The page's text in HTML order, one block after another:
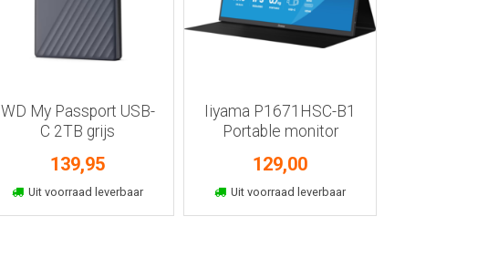
WD My Passport USB-
C 2TB grijs
139,95
Uit voorraad leverbaar
In winkelmand
Iiyama P1671HSC-B1
Portable monitor
129,00
Uit voorraad leverbaar
In winkelmand